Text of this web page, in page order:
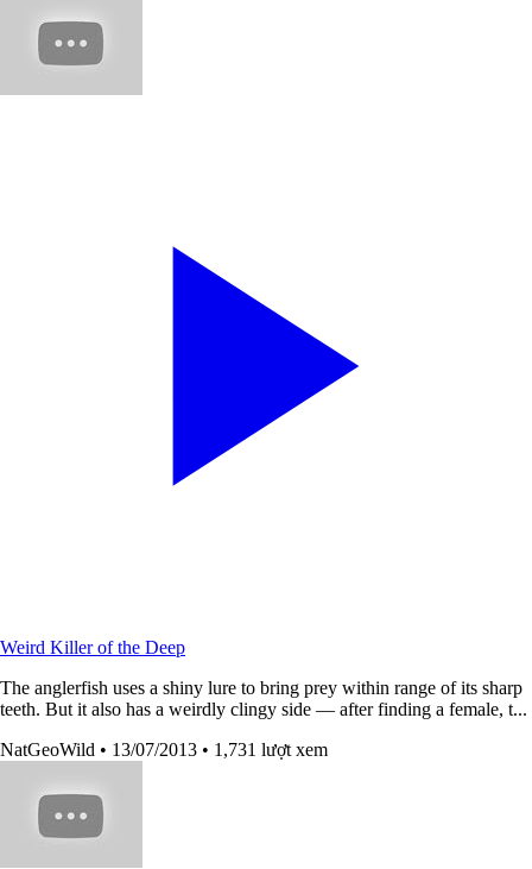
Weird Killer of the Deep
The anglerfish uses a shiny lure to bring prey within range of its sharp
teeth. But it also has a weirdly clingy side — after finding a female, t...
NatGeoWild • 13/07/2013 • 1,731 lượt xem